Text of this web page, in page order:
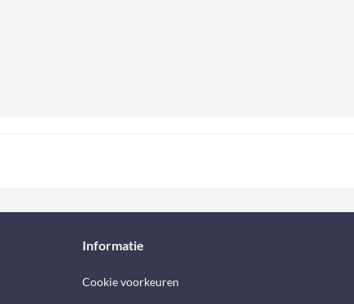
Informatie
Cookie voorkeuren